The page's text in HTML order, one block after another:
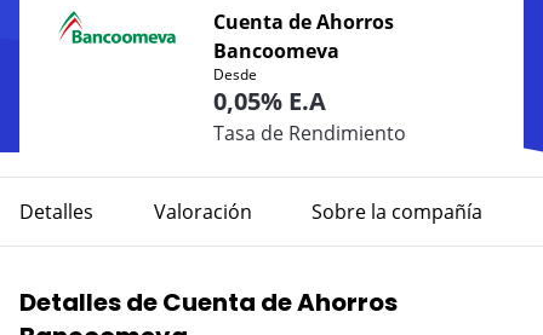
Seguro Todo Riesgo
Seguro Obligatorio de Accidentes de Tránsito
Seguro de Viaje
Crédito Hipotecario
TARJETAS
Autos
Viajes
Finanzas
IR AL CENTRO DE AYUDA
Cuenta de Ahorros
Bancoomeva
Desde
0,05% E.A
Tasa de Rendimiento
Detalles Valoración Sobre la compañía
Detalles de Cuenta de Ahorros